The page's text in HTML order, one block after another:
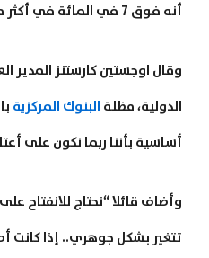
أنه فوق 7 في المائة في أكثر من نصف العالم النامي.
وقال اوجستين كارستنز المدير
الدولية، مظلة البنوك المركزية
أساسية بأننا ربما نكون على
وأضاف قائلا “نحتاج للانفتاح
تتغير بشكل جوهري.. إذا كانت